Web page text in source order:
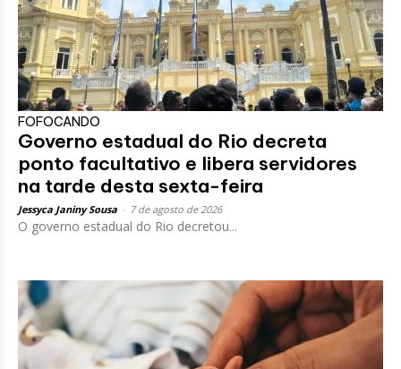
FOFOCANDO
Governo estadual do Rio decreta
ponto facultativo e libera servidores
na tarde desta sexta-feira
Jessyca Janiny Sousa 7 de agosto de 2026
O governo estadual do Rio decretou...